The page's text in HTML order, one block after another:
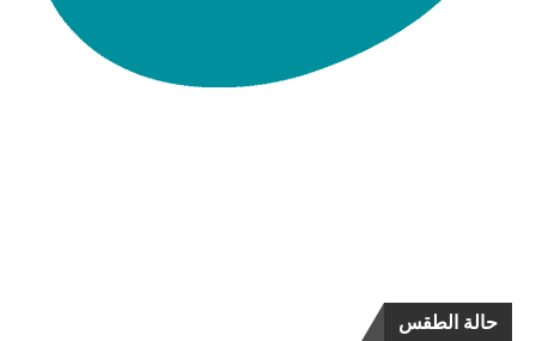
حالة الطقس